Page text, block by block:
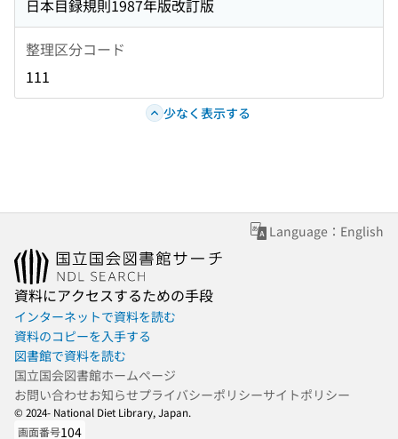
日本目録規則1987年版改訂版
整理区分コード
111
少なく表示する
Language：English
資料にアクセスするための手段
インターネットで資料を読む
資料のコピーを入手する
図書館で資料を読む
国立国会図書館ホームページ
お問い合わせお知らせプライバシーポリシーサイトポリシー
© 2024- National Diet Library, Japan.
画面番号104